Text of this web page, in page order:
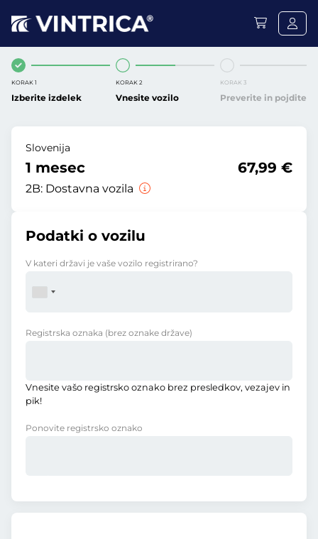
KORAK 1
Izberite izdelek
KORAK 2
Vnesite vozilo
KORAK 3
Preverite in pojdite
Slovenija
1 mesec
2B: Dostavna vozila
67,99 €
Podatki o vozilu
V kateri državi je vaše vozilo registrirano?
Registrska oznaka (brez oznake države)
Vnesite vašo registrsko oznako brez presledkov, vezajev in
pik!
Ponovite registrsko oznako